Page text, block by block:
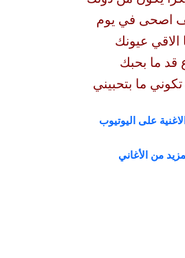
اصحى في يوم
الاقي عيونك
قد ما بحبك
ما بتحبيني
على اليوتيوب
من الأغاني